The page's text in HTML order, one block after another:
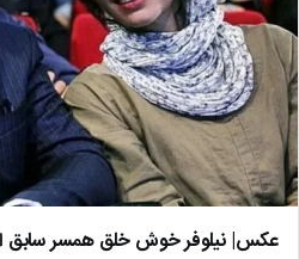
عکس| نیلوفر خوش خلق همسر سابق